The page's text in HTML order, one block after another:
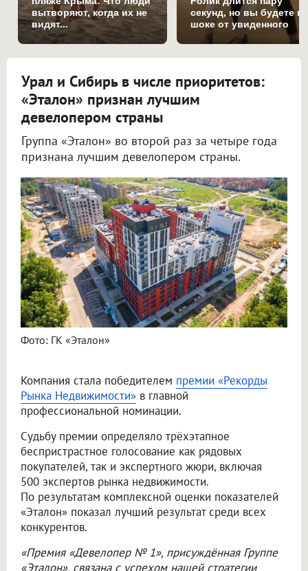
вытворяют, когда их не
видят...
секунд, но вы будете в
шоке от увиденного
Урал и Сибирь в числе приоритетов:
«Эталон» признан лучшим
девелопером страны
Группа «Эталон» во второй раз за четыре года
признана лучшим девелопером страны.
Фото: ГК «Эталон»
Компания стала победителем премии «Рекорды
Рынка Недвижимости» в главной
профессиональной номинации.
Судьбу премии определяло трёхэтапное
беспристрастное голосование как рядовых
покупателей, так и экспертного жюри, включая
500 экспертов рынка недвижимости.
По результатам комплексной оценки показателей
«Эталон» показал лучший результат среди всех
конкурентов.
«Премия «Девелопер № 1», присуждённая Группе
«Эталон», связана с успехом нашей стратегии